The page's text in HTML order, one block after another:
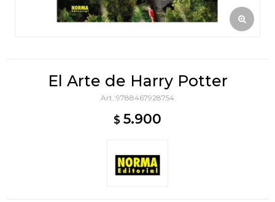
El Arte de Harry Potter
9788467928754
$ 5.900